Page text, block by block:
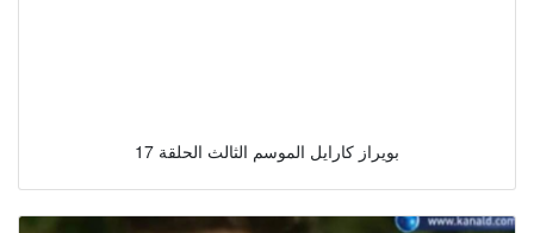
بويراز كارايل الموسم الثالث الحلقة 17